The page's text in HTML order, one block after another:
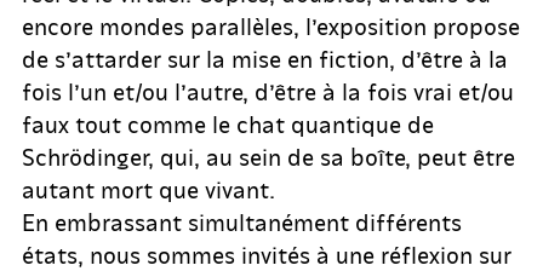
encore mondes parallèles, l’exposition propose
de s’attarder sur la mise en fiction, d’être à la
fois l’un et/ou l’autre, d’être à la fois vrai et/ou
faux tout comme le chat quantique de
Schrödinger, qui, au sein de sa boîte, peut être
autant mort que vivant.
En embrassant simultanément différents
états, nous sommes invités à une réflexion sur